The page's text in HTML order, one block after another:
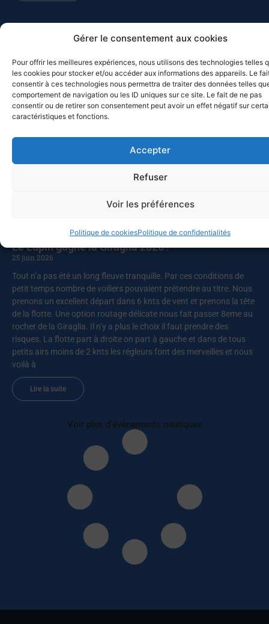
Gérer le consentement aux cookies
Pour offrir les meilleures expériences, nous utilisons des technologies telles
les cookies pour stocker et/ou accéder aux informations des appareils. Le
consentir à ces technologies nous permettra de traiter des données telles
comportement de navigation ou les ID uniques sur ce site. Le fait de ne pas
consentir ou de retirer son consentement peut avoir un effet négatif sur
caractéristiques et fonctions.
Accepter
Refuser
Voir les préférences
Politique de cookiesPolitique de confidentialités
MED-SOL-26 – Retour au port
Les bateaux participants à la Croisière du solstice 2026 de retour
à Toulon ? Pas vraiment, puisque deux d’entre eux, Chesapeake et
Celtic Legend, prolongent leur navigation. Chesapeake a quitté
Mahon pour Alghero (Sardaigne), avant de revenir vers
Castesardo et de rentrer par la Corse, alors que Celtic Legend a
poursuivre vers la Sicile. Ce sont cette année quatorze bateaux qui
ont participé à la croisière du solstice vers les Baléares, après
Le Lupin gagne la Giraglia 2026 !
25 juin 2026
Tout n’a pas été un long fleuve tranquille. Par ces conditions de
petit temps nombre de voiliers pouvaient prétendre au titre. Nous
prenons un excellent départ dans 6 knts de vent et prenons la tête
de la flotte. Une option routage délicate nous fait passer 8eme au
rocher de la Giraglia. Il n’y a plus le choix il faut prendre des
risques. La flotte part à droite on part à gauche et dans de tous
petits airs moins de 2 knts les régleurs font des merveilles et nous
voilà à
Lire la suite
Voir plus d'évènements nautiques